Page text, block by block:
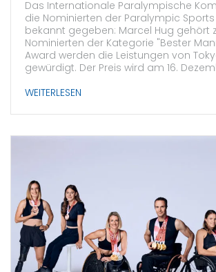
Das Internationale Paralympische
die Nominierten der Paralympic Sports
bekannt gegeben: Marcel Hug gehört
Nominierten der Kategorie "Bester
Award werden die Leistungen von
gewürdigt. Der Preis wird am 16.
WEITERLESEN